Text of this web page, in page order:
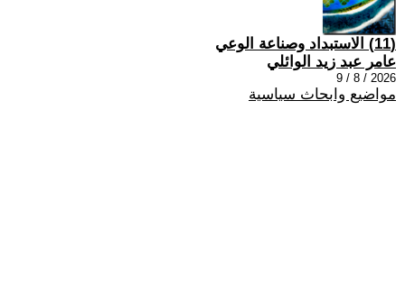
(11) الاستبداد وصناعة الوعي
عامر عبد زيد الوائلي
2026 / 8 / 9
مواضيع وابحاث سياسية